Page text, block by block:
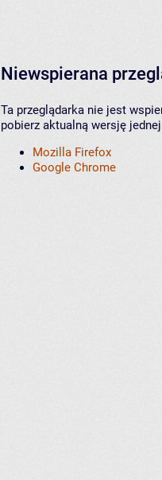
Niewspierana
Ta przeglądarka nie jest
pobierz aktualną wersję
Mozilla Firefox
Google Chrome